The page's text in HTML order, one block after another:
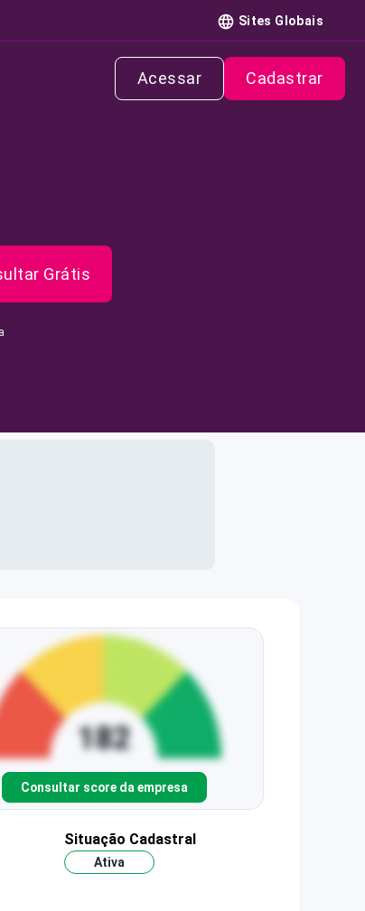
Sites Globais
Acessar Cadastrar
Grátis
Consultar score da empresa
Situação Cadastral
Ativa